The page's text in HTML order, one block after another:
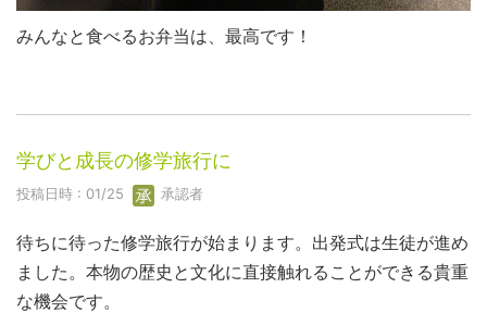
みんなと食べるお弁当は、最高です！
学びと成長の修学旅行に
投稿日時 : 01/25 承認者
待ちに待った修学旅行が始まります。出発式は生徒が進め
ました。本物の歴史と文化に直接触れることができる貴重
な機会です。